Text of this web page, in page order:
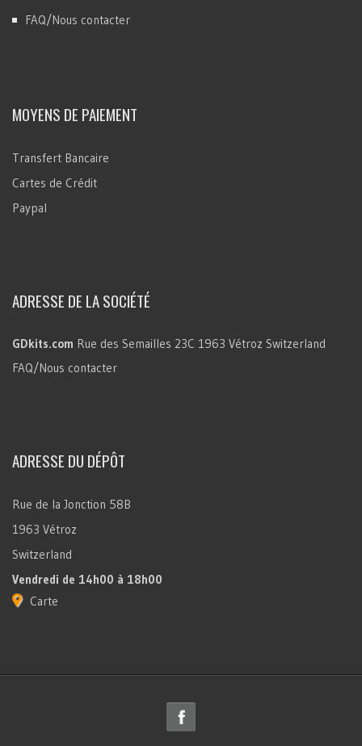
FAQ/Nous contacter
MOYENS DE PAIEMENT
Transfert Bancaire
Cartes de Crédit
Paypal
ADRESSE DE LA SOCIÉTÉ
GDkits.com Rue des Semailles 23C 1963 Vétroz Switzerland
FAQ/Nous contacter
ADRESSE DU DÉPÔT
Rue de la Jonction 58B
1963 Vétroz
Switzerland
Vendredi de 14h00 à 18h00
Carte